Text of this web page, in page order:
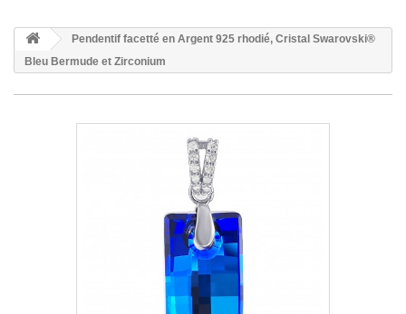
Pendentif facetté en Argent 925 rhodié, Cristal Swarovski®
Bleu Bermude et Zirconium